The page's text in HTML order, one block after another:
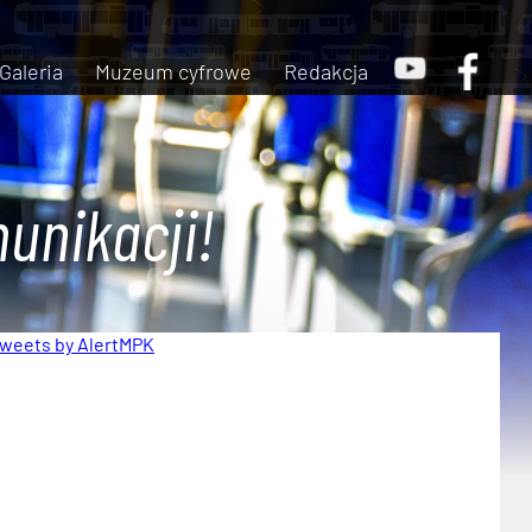
Galeria Muzeum cyfrowe Redakcja
by AlertMPK